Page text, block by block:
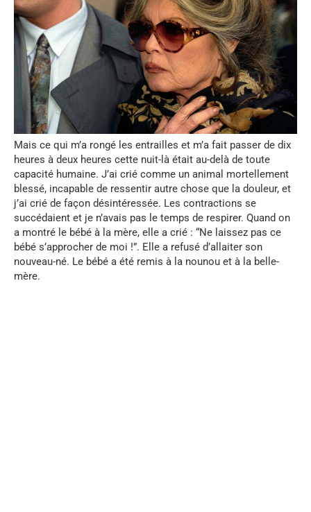
Mais ce qui m’a rongé les entrailles et m’a fait passer de dix
heures à deux heures cette nuit-là était au-delà de toute
capacité humaine. J’ai crié comme un animal mortellement
blessé, incapable de ressentir autre chose que la douleur, et
j’ai crié de façon désintéressée. Les contractions se
succédaient et je n’avais pas le temps de respirer. Quand on
a montré le bébé à la mère, elle a crié : “Ne laissez pas ce
bébé s’approcher de moi !”. Elle a refusé d’allaiter son
nouveau-né. Le bébé a été remis à la nounou et à la belle-
mère.